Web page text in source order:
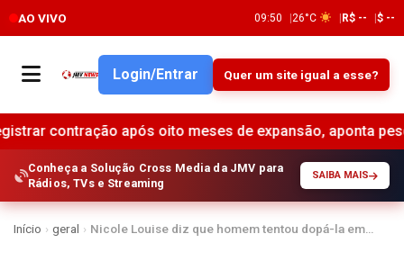
AO VIVO 09:50 26°C R$ -- $ --
Login/Entrar Quer um site igual a esse?
após oito meses de expansão, aponta pesquisa •
Conheça a Solução Cross Media da JMV para
Rádios, TVs e Streaming
SAIBA MAIS
Início › geral › Nicole Louise diz que homem tentou dopá-la em…